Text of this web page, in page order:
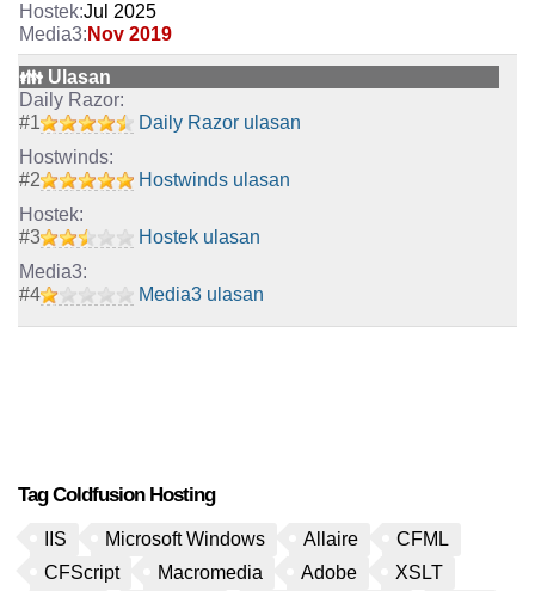
Jul 2025
Nov 2019
👪 Ulasan
#1 Daily Razor ulasan
#2 Hostwinds ulasan
#3 Hostek ulasan
#4 Media3 ulasan
Tag Coldfusion Hosting
IIS Microsoft Windows Allaire
CFML
CFScript
Macromedia Adobe
XSLT